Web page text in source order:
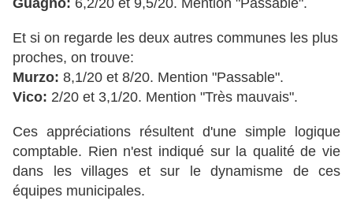
Guagno: 6,2/20 et 9,5/20. Mention "Passable".
Et si on regarde les deux autres communes les plus
proches, on trouve:
Murzo: 8,1/20 et 8/20. Mention "Passable".
Vico: 2/20 et 3,1/20. Mention "Très mauvais".
Ces appréciations résultent d'une simple logique
comptable. Rien n'est indiqué sur la qualité de vie
dans les villages et sur le dynamisme de ces
équipes municipales.